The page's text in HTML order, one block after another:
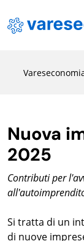
Nuova
2025
Contributi per
Si tratta di un
di nuove